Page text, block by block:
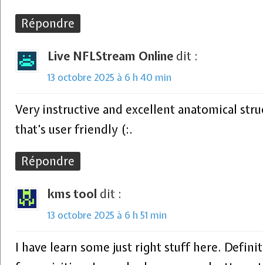
Répondre
Live NFLStream Online dit :
13 octobre 2025 à 6 h 40 min
Very instructive and excellent anatomical
that’s user friendly (:.
Répondre
kms tool dit :
13 octobre 2025 à 6 h 51 min
I have learn some just right stuff here.